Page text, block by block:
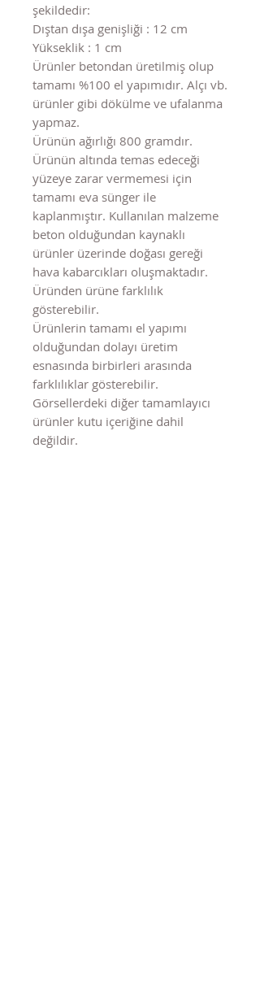
şekildedir:
Dıştan dışa genişliği : 12 cm
Yükseklik : 1 cm
Ürünler betondan üretilmiş olup
tamamı %100 el yapımıdır. Alçı vb.
ürünler gibi dökülme ve ufalanma
yapmaz.
Ürünün ağırlığı 800 gramdır.
Ürünün altında temas edeceği
yüzeye zarar vermemesi için
tamamı eva sünger ile
kaplanmıştır. Kullanılan malzeme
beton olduğundan kaynaklı
ürünler üzerinde doğası gereği
hava kabarcıkları oluşmaktadır.
Üründen ürüne farklılık
gösterebilir.
Ürünlerin tamamı el yapımı
olduğundan dolayı üretim
esnasında birbirleri arasında
farklılıklar gösterebilir.
Görsellerdeki diğer tamamlayıcı
ürünler kutu içeriğine dahil
değildir.